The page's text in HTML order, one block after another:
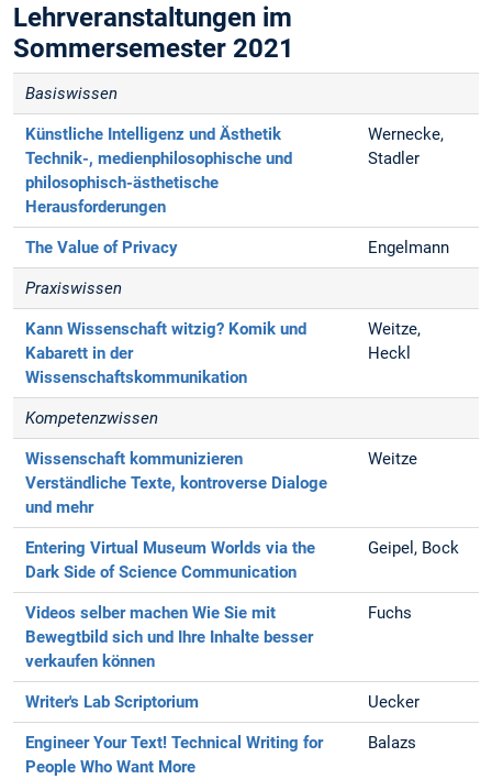
Lehrveranstaltungen im
Sommersemester 2021
Basiswissen
Künstliche Intelligenz und Ästhetik
Technik-, medienphilosophische und
philosophisch-ästhetische
Herausforderungen
Wernecke,
Stadler
The Value of Privacy Engelmann
Praxiswissen
Kann Wissenschaft witzig? Komik und
Kabarett in der
Wissenschaftskommunikation
Weitze,
Heckl
Kompetenzwissen
Wissenschaft kommunizieren
Verständliche Texte, kontroverse Dialoge
und mehr
Weitze
Entering Virtual Museum Worlds via the
Dark Side of Science Communication
Geipel, Bock
Videos selber machen Wie Sie mit
Bewegtbild sich und Ihre Inhalte besser
verkaufen können
Fuchs
Writer's Lab Scriptorium Uecker
Engineer Your Text! Technical Writing for
People Who Want More
Balazs